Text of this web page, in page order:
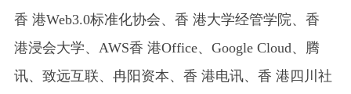
香 港Web3.0标准化协会、香 港大学经管学院、香
港浸会大学、AWS香 港Office、Google Cloud、腾
讯、致远互联、冉阳资本、香 港电讯、香 港四川社